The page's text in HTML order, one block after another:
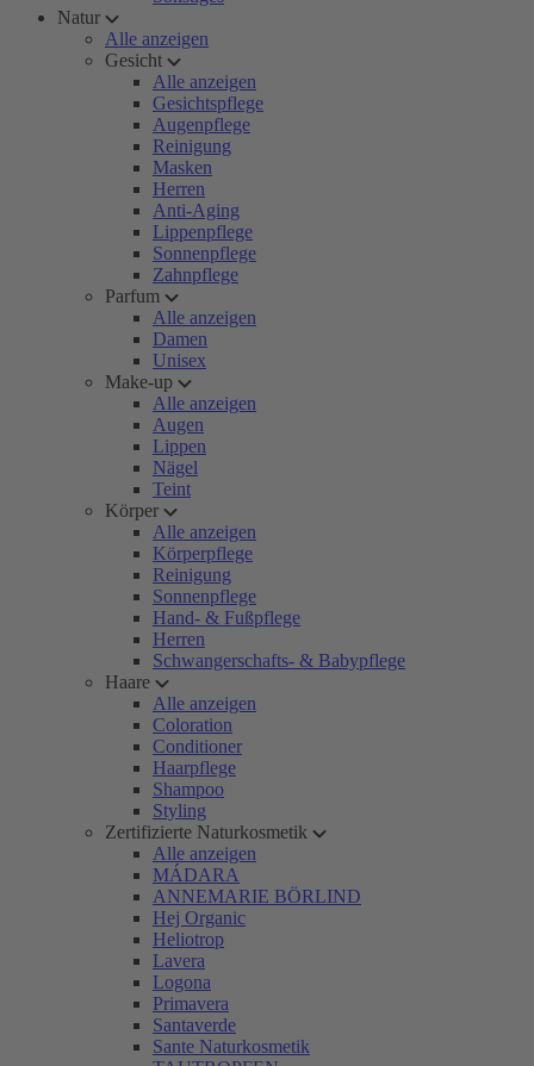
Natur
Alle anzeigen
Gesicht
Alle anzeigen
Gesichtspflege
Augenpflege
Reinigung
Masken
Herren
Anti-Aging
Lippenpflege
Sonnenpflege
Zahnpflege
Parfum
Alle anzeigen
Damen
Unisex
Make-up
Alle anzeigen
Augen
Lippen
Nägel
Teint
Körper
Alle anzeigen
Körperpflege
Reinigung
Sonnenpflege
Hand- & Fußpflege
Herren
Schwangerschafts- & Babypflege
Haare
Alle anzeigen
Coloration
Conditioner
Haarpflege
Shampoo
Styling
Zertifizierte Naturkosmetik
Alle anzeigen
MÁDARA
ANNEMARIE BÖRLIND
Hej Organic
Heliotrop
Lavera
Logona
Primavera
Santaverde
Sante Naturkosmetik